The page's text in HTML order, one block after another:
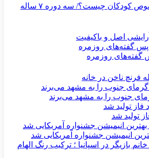
«تربیت صامت» در خصوص کودکان چیست؟/ سه دوره ۷ ساله
اصل و باکیفیت
گفته‌های روزمره
فرنچ ناخن در خانه
جنوب را به مشهد می‌برند
تولید شد
انیمیشن جشنواره آمریکایی شد